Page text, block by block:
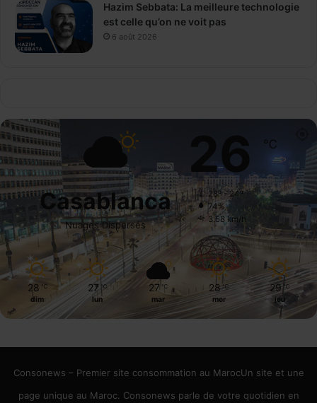
Hazim Sebbata: La meilleure technologie
est celle qu’on ne voit pas
6 août 2026
Casablanca
Nuages Dispersés
26 ℃
28º - 24º
74%
3.58 km/h
28 ℃
dim
27 ℃
lun
27 ℃
mar
28 ℃
mer
29 ℃
jeu
Consonews – Premier site consommation au MarocUn site et une
page unique au Maroc. Consonews parle de votre quotidien en